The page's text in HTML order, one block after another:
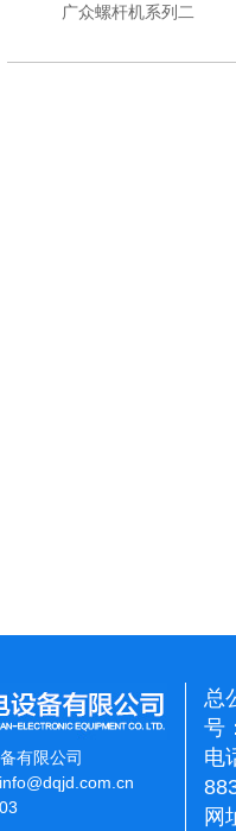
广众螺杆机系列二
有限公司
info@dqjd.com.cn
总
号
电
网